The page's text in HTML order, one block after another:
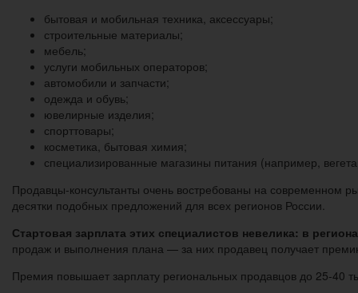
бытовая и мобильная техника, аксессуары;
строительные материалы;
мебель;
услуги мобильных операторов;
автомобили и запчасти;
одежда и обувь;
ювелирные изделия;
спорттовары;
косметика, бытовая химия;
специализированные магазины питания (например,
Продавцы-консультанты очень востребованы на современном
десятки подобных предложений для всех регионов России.
Стартовая зарплата этих специалистов невелика: в
продаж и выполнения плана — за них продавец получает
Премия повышает зарплату региональных продавцов до 25-40